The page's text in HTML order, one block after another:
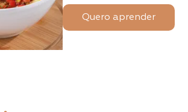
Quero aprender